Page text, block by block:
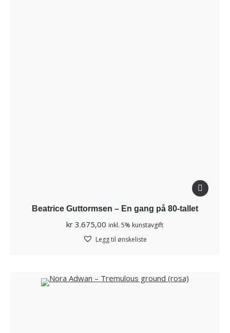
Beatrice Guttormsen – En gang på 80-tallet
kr 3.675,00 inkl. 5% kunstavgift
Legg til ønskeliste